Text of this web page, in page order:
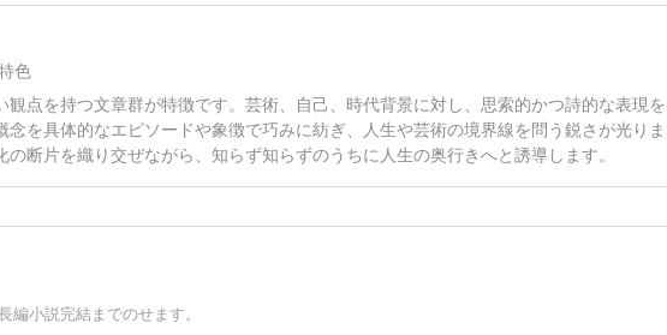
色
点を持つ文章群が特徴です。芸術、自己、時代背景に対し、思索的かつ詩的な表現を
を具体的なエピソードや象徴で巧みに紡ぎ、人生や芸術の境界線を問う鋭さが光りま
断片を織り交ぜながら、知らず知らずのうちに人生の奥行きへと誘導します。
編小説完結までのせます。